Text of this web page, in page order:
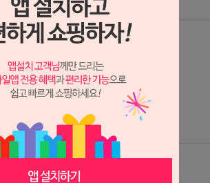
(NT260329) 폴리 보석 자동 넥타이
(NT260318) 폴리 보석 넥타이
15,900원